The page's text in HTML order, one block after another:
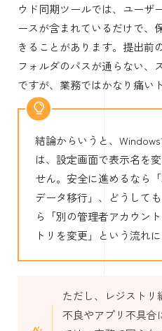
ウド同期ツールでは、ユーザ
ースが含まれているだけで、
きることがあります。提出前
フォルダのパスが通らない、
ですが、業務ではかなり痛い
結論からいうと、
は、設定画面で表示名を
せん。安全に進めるなら
データ移行」、どうして
ら「別の管理者アカウン
トリを変更」という流れに
ただし、レジストリ
不良やアプリ不具合